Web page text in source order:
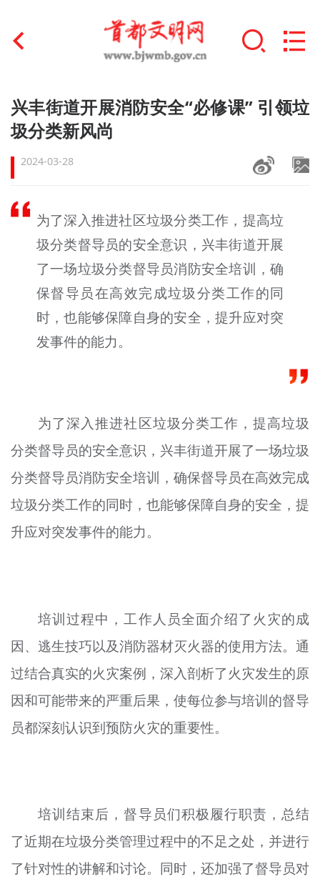
首页
文明创建
文明实践
文明培育
未成年人思想道德建设
榜样人物
身边好人
文明评论
专题
资料库
+
兴丰街道开展消防安全“必修课” 引领垃
圾分类新风尚
2024-03-28
为了深入推进社区垃圾分类工作，提高垃
圾分类督导员的安全意识，兴丰街道开展
了一场垃圾分类督导员消防安全培训，确
保督导员在高效完成垃圾分类工作的同
时，也能够保障自身的安全，提升应对突
发事件的能力。
为了深入推进社区垃圾分类工作，提高垃圾
分类督导员的安全意识，兴丰街道开展了一场垃圾
分类督导员消防安全培训，确保督导员在高效完成
垃圾分类工作的同时，也能够保障自身的安全，提
升应对突发事件的能力。
培训过程中，工作人员全面介绍了火灾的成
因、逃生技巧以及消防器材灭火器的使用方法。通
过结合真实的火灾案例，深入剖析了火灾发生的原
因和可能带来的严重后果，使每位参与培训的督导
员都深刻认识到预防火灾的重要性。
培训结束后，督导员们积极履行职责，总结
了近期在垃圾分类管理过程中的不足之处，并进行
了针对性的讲解和讨论。同时，还加强了督导员对